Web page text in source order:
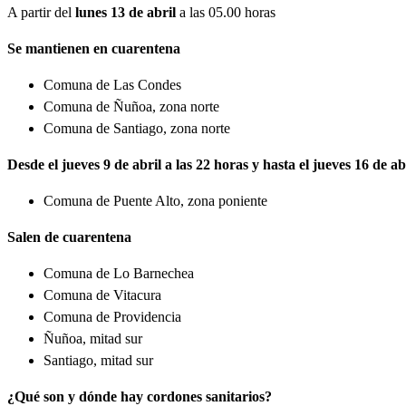
A partir del lunes 13 de abril a las 05.00 horas
Se mantienen en cuarentena
Comuna de Las Condes
Comuna de Ñuñoa, zona norte
Comuna de Santiago, zona norte
Desde el jueves 9 de abril a las 22 horas y hasta el jueves 16 de
Comuna de Puente Alto, zona poniente
Salen de cuarentena
Comuna de Lo Barnechea
Comuna de Vitacura
Comuna de Providencia
Ñuñoa, mitad sur
Santiago, mitad sur
¿Qué son y dónde hay cordones sanitarios?